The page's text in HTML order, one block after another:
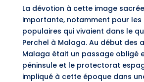
La dévotion à cette image
importante, notamment pour les
populaires qui vivaient dans le
Perchel à Malaga. Au début des
Malaga était un passage obligé
péninsule et le protectorat
impliqué à cette époque dans